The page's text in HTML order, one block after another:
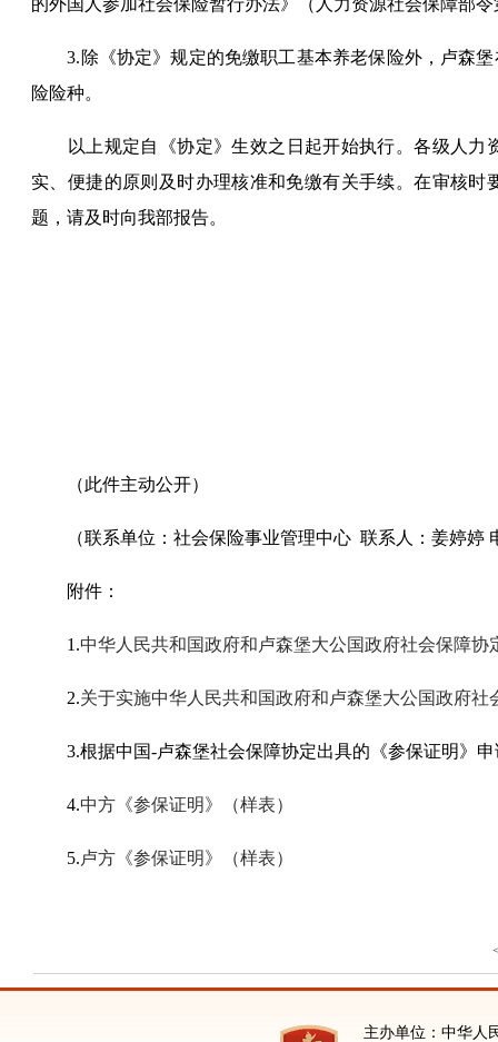
的外国人参加社会保险暂行办法》（人力资源社会保障部
3.除《协定》规定的免缴职工基本养老保险外， 卢森堡
险险种。
以上规定自《协定》生效之日起开始执行。各级人
实、便捷的原则及时办理核准和免缴有关手续。在审核
题，请及时向我部报告。
（此件主动公开）
（联系单位 ：社会保险事业管理中心 联系人 ：姜婷婷
附件：
1.中华人民共和国政府和卢森堡大公国政府社会保障协
2.关于实施中华人民共和国政府和卢森堡大公国政府社
3.根据中国-卢森堡社会保障协定出具的《参保证明》
4.中方《参保证明》（样表）
5.卢方《参保证明》（样表）
主办单位：中华人